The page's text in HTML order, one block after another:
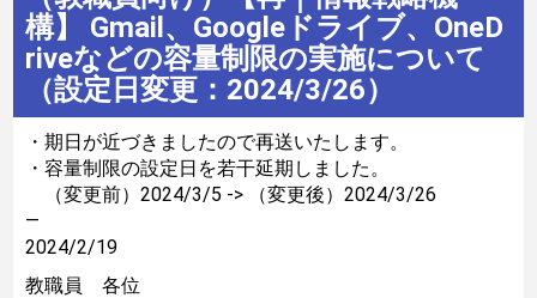
構】 Gmail、Googleドライブ、OneD
riveなどの容量制限の実施について
（設定日変更：2024/3/26）
・期日が近づきましたので再送いたします。
・容量制限の設定日を若干延期しました。
（変更前）2024/3/5 -> （変更後）2024/3/26
—
2024/2/19
教職員 各位